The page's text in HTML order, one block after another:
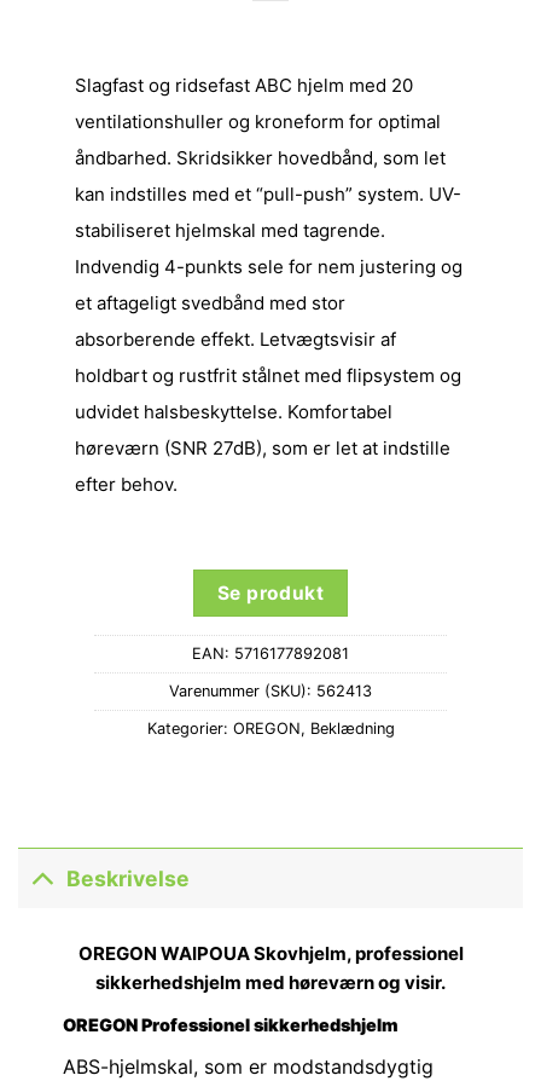
Slagfast og ridsefast ABC hjelm med 20
ventilationshuller og kroneform for optimal
åndbarhed. Skridsikker hovedbånd, som let
kan indstilles med et “pull-push” system. UV-
stabiliseret hjelmskal med tagrende.
Indvendig 4-punkts sele for nem justering og
et aftageligt svedbånd med stor
absorberende effekt. Letvægtsvisir af
holdbart og rustfrit stålnet med flipsystem og
udvidet halsbeskyttelse. Komfortabel
høreværn (SNR 27dB), som er let at indstille
efter behov.
Se produkt
EAN: 5716177892081
Varenummer (SKU): 562413
Kategorier: OREGON, Beklædning
Beskrivelse
OREGON WAIPOUA Skovhjelm, professionel
sikkerhedshjelm med høreværn og visir.
OREGON Professionel sikkerhedshjelm
ABS-hjelmskal, som er modstandsdygtig